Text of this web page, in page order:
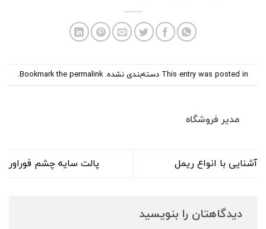
This entry was posted in دسته‌بندی نشده. Bookmark the
permalink
.
مدیر فروشگاه
آشنایی با انواع ریمل پالت سایه چشم فوراور
دیدگاهتان را بنویسید